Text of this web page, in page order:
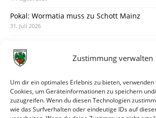
Zustimmung verwalten
Um dir ein optimales Erlebnis zu bieten,
Cookies, um Geräteinformationen zu speichern
zuzugreifen. Wenn du diesen Technologien
wie das Surfverhalten oder eindeutige IDs auf
Pokal: Wormatia muss zu Schott Mainz
31. Juli 2026
30. Juli 2026
28. Juli 2026
Neuer Rückensponsor
28. Juli 2026